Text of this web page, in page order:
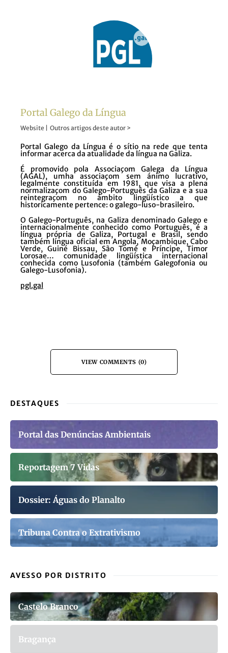
Portal Galego da Língua
Website Outros artigos deste autor >
Portal Galego da Língua é o sítio na rede que tenta
informar acerca da atualidade da língua na Galiza.
É promovido pola Associaçom Galega da Língua
(AGAL), umha associaçom sem ánimo lucrativo,
legalmente constituída em 1981, que visa a plena
normalizaçom do Galego-Português da Galiza e a sua
reintegraçom no ámbito lingüístico a que
historicamente pertence: o galego-luso-brasileiro.
O Galego-Português, na Galiza denominado Galego e
internacionalmente conhecido como Português, é a
língua própria de Galiza, Portugal e Brasil, sendo
também língua oficial em Angola, Moçambique, Cabo
Verde, Guiné Bissau, São Tomé e Príncipe, Timor
Lorosae… comunidade lingüística internacional
conhecida como Lusofonia (também Galegofonia ou
Galego-Lusofonia).
pgl.gal
VIEW COMMENTS (0)
DESTAQUES
Portal das Denúncias Ambientais
Reportagem 7 Vidas
Dossier: Águas do Planalto
Tribuna Contra o Extrativismo
AVESSO POR DISTRITO
Castelo Branco
Bragança